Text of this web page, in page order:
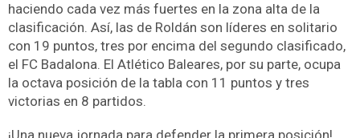
haciendo cada vez más fuertes en la zona alta de la
clasificación. Así, las de Roldán son líderes en solitario
con 19 puntos, tres por encima del segundo clasificado,
el FC Badalona. El Atlético Baleares, por su parte, ocupa
la octava posición de la tabla con 11 puntos y tres
victorias en 8 partidos.